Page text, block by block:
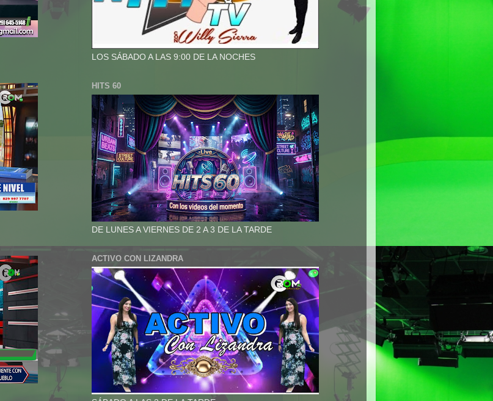
LOS SÁBADO A LAS 9:00 DE LA NOCHES
HITS 60
DE LUNES A VIERNES DE 2 A 3 DE LA TARDE
ACTIVO CON LIZANDRA